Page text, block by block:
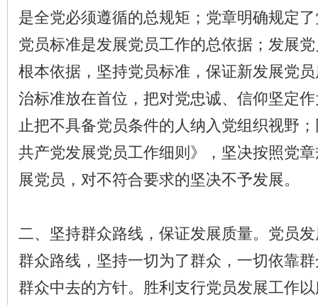
是全党必须遵循的总规矩；党章明确规定
党员标准是发展党员工作的总依据；发展
根本依据，坚持党员标准，保证新发展党
治标准放在首位，把对党忠诚、信仰坚定
止把不具备党员条件的人纳入党组织视野
共产党发展党员工作细则》，坚决按照党
展党员，对不符合要求的坚决不予发展。
二、坚持群众路线，保证发展质量。党员
群众路线，坚持一切为了群众，一切依靠
群众中去的方针。胜利支行党员发展工作